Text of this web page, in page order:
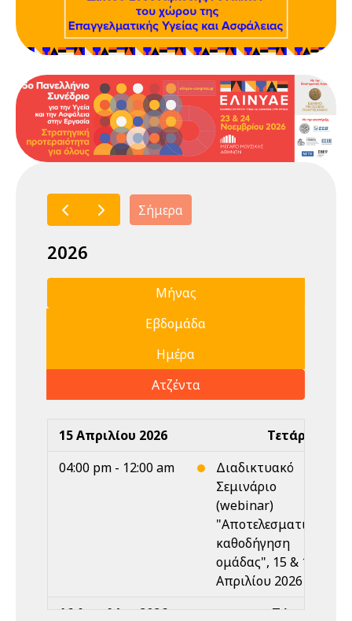
Σήμερα
2026
Μήνας
Εβδομάδα
Ημέρα
Ατζέντα
15 Απριλίου 2026
Τετάρτη
04:00 pm - 12:00 am
Διαδικτυακό
Σεμινάριο
(webinar)
"Αποτελεσματική
καθοδήγηση
ομάδας", 15 & 17
Απριλίου 2026
16 Απριλίου 2026
Πέμπτη